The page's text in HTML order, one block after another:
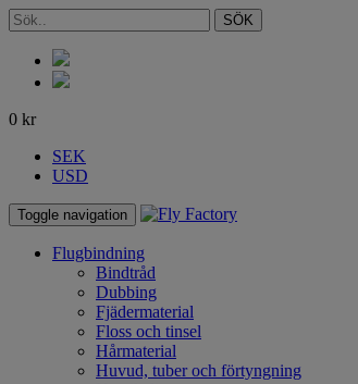
SÖK
0 kr
SEK
USD
Toggle navigation
Flugbindning
Bindtråd
Dubbing
Fjädermaterial
Floss och tinsel
Hårmaterial
Huvud, tuber och förtyngning